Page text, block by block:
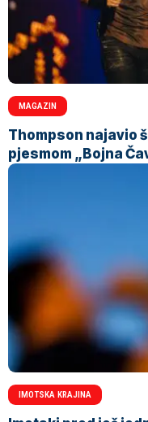
MAGAZIN
Thompson najavio
pjesmom „Bojna
IMOTSKA KRAJINA